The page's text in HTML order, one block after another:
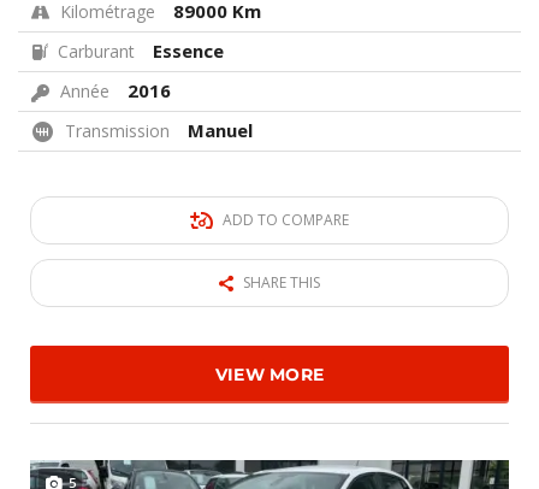
Kilométrage 89000 Km
Carburant Essence
Année 2016
Transmission Manuel
ADD TO COMPARE
SHARE THIS
VIEW MORE
5